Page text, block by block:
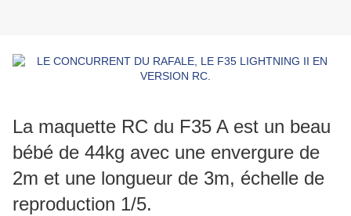
La maquette RC du F35 A est un beau
bébé de 44kg avec une envergure de
2m et une longueur de 3m, échelle de
reproduction 1/5.